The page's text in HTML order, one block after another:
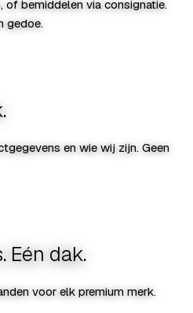
of bemiddelen via consignatie.
gedoe.
en wie wij zijn. Geen
Eén dak.
voor elk premium merk.